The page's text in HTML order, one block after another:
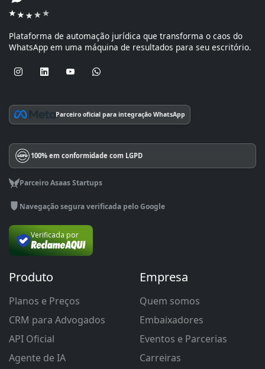
Plataforma de automação jurídica que transforma o caos do
WhatsApp em uma máquina de resultados para seu escritório.
Parceiro oficial para integração WhatsApp
100% em conformidade com LGPD
Parceiro Asaas Startups
Navegação segura verificada pelo Google
Verificada por
Produto
Planos e Preços
CRM para Advogados
API Oficial
Agente de IA
Empresa
Quem somos
Embaixadores
Eventos e Parcerias
Carreiras